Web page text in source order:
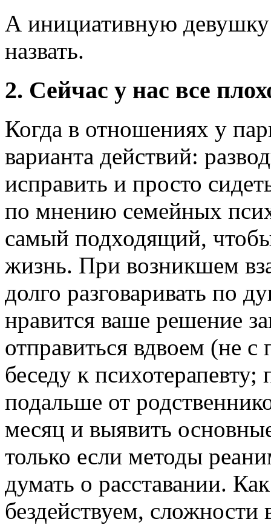
А инициативную девушку
назвать.
2. Сейчас у нас все
Когда в отношениях у
варианта действий:
исправить и просто
по мнению семейных
самый подходящий,
жизнь. При возникшем
долго разговаривать по
нравится ваше решение
отправиться вдвоем (не
беседу к психотерапевту;
подальше от
месяц и выявить
только если методы
думать о расставании.
бездействуем,